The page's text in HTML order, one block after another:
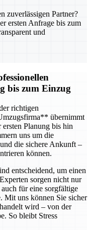
zuverlässigen Partner?
ersten Anfrage bis zum
und
bis zum Einzug
richtigen
übernimmt
Planung bis hin
uns um die
die sichere Ankunft –
können.
entscheidend, um einen
sorgen nicht nur
für eine sorgfältige
Mit uns können Sie sicher
wird – von der
So bleibt Stress